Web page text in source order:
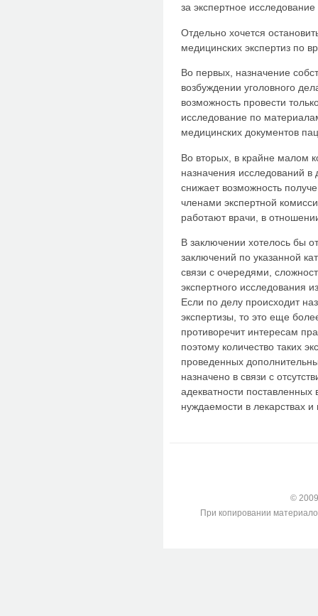
за экспертное
Отдельно хочется
медицинских экспертиз по
Во первых, назначение
возбуждении уголовного
возможность провести
исследование по
медицинских документов
Во вторых, в крайне малом
назначения исследований в
снижает возможность
членами экспертной
работают врачи, в
В заключении хотелось бы
заключений по указанной
связи с очередями,
экспертного исследования
Если по делу происходит
экспертизы, то это еще
противоречит интересам
поэтому количество таких
проведенных
назначено в связи с
адекватности
нуждаемости в лекарствах
©
При копировании